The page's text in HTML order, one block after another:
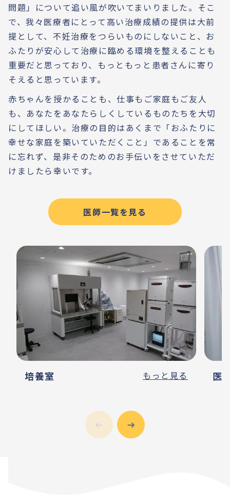
問題」について追い風が吹いてまいりました。そこ
で、我々医療者にとって高い治療成績の提供は大前
提として、不妊治療をつらいものにしないこと、お
ふたりが安心して治療に臨める環境を整えることも
重要だと思っており、もっともっと患者さんに寄り
そえると思っています。
赤ちゃんを授かることも、仕事もご家庭もご友人
も、あなたをあなたらしくしているものたちを大切
にしてほしい。治療の目的はあくまで「おふたりに
幸せな家庭を築いていただくこと」であることを常
に忘れず、是非そのためのお手伝いをさせていただ
けましたら幸いです。
医師一覧を見る
培養室 もっと見る 医